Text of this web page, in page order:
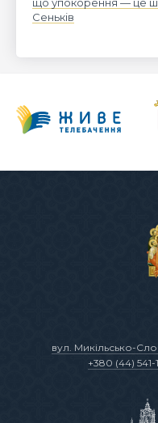
Сеньків
вул. Микільсько-
+380 (44) 541-